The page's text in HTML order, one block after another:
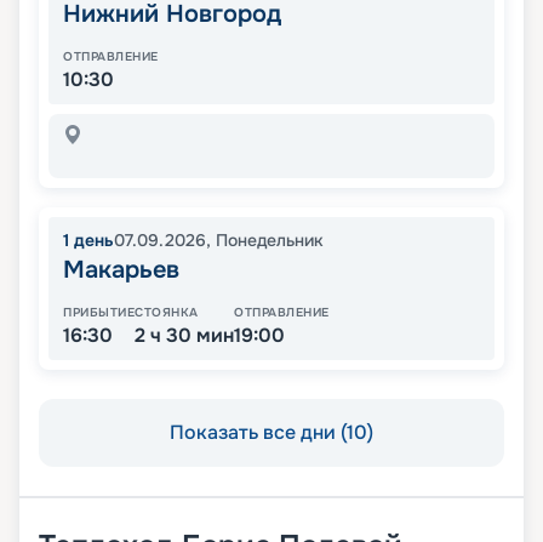
Нижний Новгород
ОТПРАВЛЕНИЕ
10:30
1 день07.09.2026, Понедельник
Макарьев
ПРИБЫТИЕ
16:30
СТОЯНКА
2 ч 30 мин
ОТПРАВЛЕНИЕ
19:00
Показать все дни (10)